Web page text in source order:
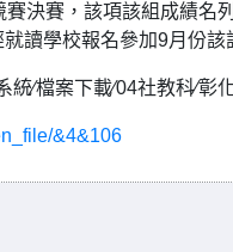
決賽，該項該組成績名
讀學校報名參加9月份該
∕檔案下載∕04社教科∕彰
&4&106